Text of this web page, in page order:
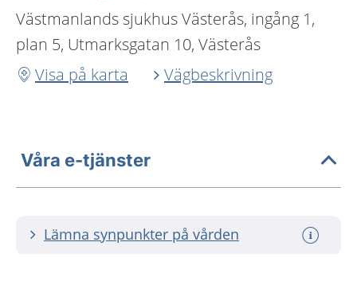
Västmanlands sjukhus Västerås, ingång 1,
plan 5, Utmarksgatan 10, Västerås
Visa på karta
Vägbeskrivning
Våra e-tjänster
Lämna synpunkter på vården